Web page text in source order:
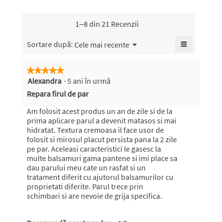
1–8 din 21 Recenzii
Sortare după: Cele mai recente ▼
Meniu ≡
★★★★★
★★★★★
5
5
stele.
Alexandra · 5 ani în urmă
Repara firul de par
Am folosit acest produs un an de zile si de la
prima aplicare parul a devenit matasos si mai
hidratat. Textura cremoasa il face usor de
folosit si mirosul placut persista pana la 2 zile
pe par. Aceleasi caracteristici le gasesc la
multe balsamuri gama pantene si imi place sa
dau parului meu cate un rasfat si un
tratament diferit cu ajutorul balsamurilor cu
proprietati diferite. Parul trece prin
schimbari si are nevoie de grija specifica.